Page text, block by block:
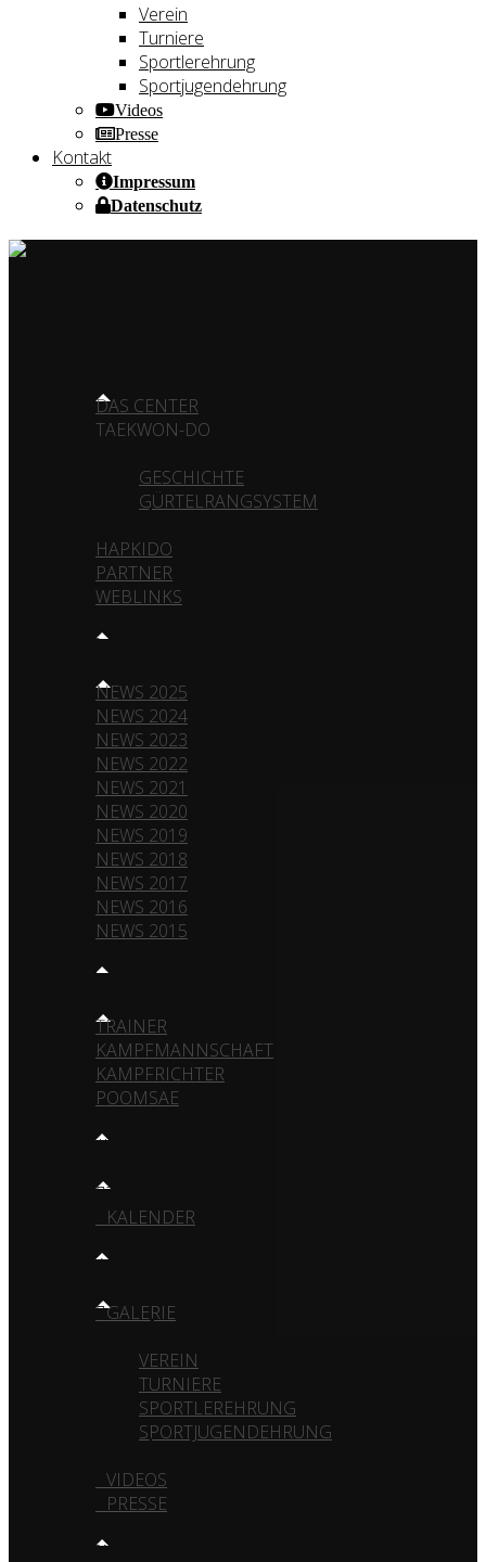
Verein
Turniere
Sportlerehrung
Sportjugendehrung
Videos
Presse
Kontakt
Impressum
Datenschutz
DAS CENTER
TAEKWON-DO
GESCHICHTE
GÜRTELRANGSYSTEM
HAPKIDO
PARTNER
WEBLINKS
NEWS
NEWS 2025
NEWS 2024
NEWS 2023
NEWS 2022
NEWS 2021
NEWS 2020
NEWS 2019
NEWS 2018
NEWS 2017
NEWS 2016
NEWS 2015
TEAM
TRAINER
KAMPFMANNSCHAFT
KAMPFRICHTER
POOMSAE
TRAINING
TRAININGSZEITEN
KALENDER
MEDIA
GALERIE
VEREIN
TURNIERE
SPORTLEREHRUNG
SPORTJUGENDEHRUNG
VIDEOS
PRESSE
KONTAKT